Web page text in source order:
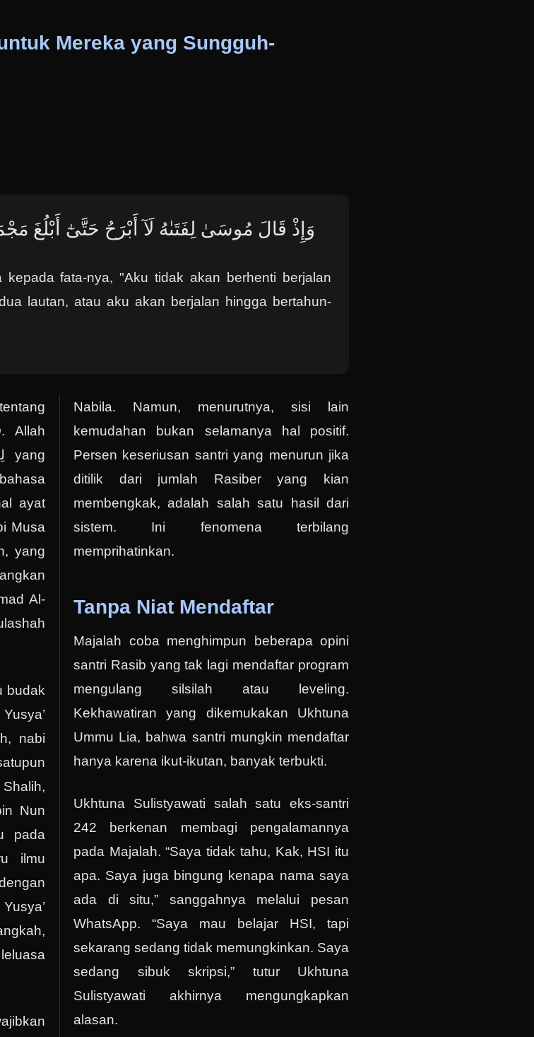
Mereka yang Sungguh-
وَإِذْ قَالَ مُوسَىٰ لِفَتَىٰهُ لَآ أَبْرَحُ حَتَّىٰٓ أَبْلُغَ
fata-nya, "Aku tidak akan berhenti berjalan
lautan, atau aku akan berjalan hingga bertahun-
. Allah
yang
ayat
Musa
yang
Al-
budak
nabi
Nun
pada
ilmu
Nabila. Namun, menurutnya, sisi lain
kemudahan bukan selamanya hal positif.
Persen keseriusan santri yang menurun jika
ditilik dari jumlah Rasiber yang kian
membengkak, adalah salah satu hasil dari
sistem. Ini fenomena terbilang
memprihatinkan.
Tanpa Niat Mendaftar
Majalah coba menghimpun beberapa opini
santri Rasib yang tak lagi mendaftar program
mengulang silsilah atau leveling.
Kekhawatiran yang dikemukakan Ukhtuna
Ummu Lia, bahwa santri mungkin mendaftar
hanya karena ikut-ikutan, banyak terbukti.
Ukhtuna Sulistyawati salah satu eks-santri
242 berkenan membagi pengalamannya
pada Majalah. “Saya tidak tahu, Kak, HSI itu
apa. Saya juga bingung kenapa nama saya
ada di situ,” sanggahnya melalui pesan
WhatsApp. “Saya mau belajar HSI, tapi
sekarang sedang tidak memungkinkan. Saya
sedang sibuk skripsi,” tutur Ukhtuna
Sulistyawati akhirnya mengungkapkan
alasan.